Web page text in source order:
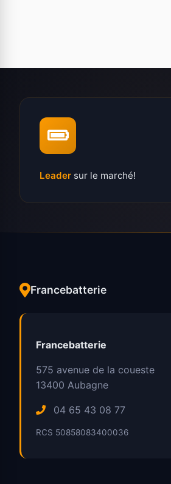
Leader sur le marché!
Francebatterie
Francebatterie
575 avenue de la coueste
13400 Aubagne
04 65 43 08 77
RCS 50858083400036